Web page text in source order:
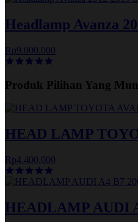
Headlamp Avanza
Rp9.000.000
Produk Pilihan Yang
HEAD LAMP
Rp4.400.000
HEADLAMP AUDI